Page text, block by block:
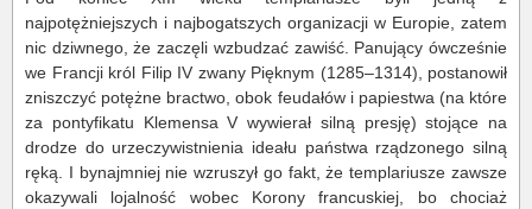
najpotężniejszych i najbogatszych organizacji w Europie, zatem
nic dziwnego, że zaczęli wzbudzać zawiść. Panujący ówcześnie
we Francji król Filip IV zwany Pięknym (1285–1314), postanowił
zniszczyć potężne bractwo, obok feudałów i papiestwa (na które
za pontyfikatu Klemensa V wywierał silną presję) stojące na
drodze do urzeczywistnienia ideału państwa rządzonego silną
ręką. I bynajmniej nie wzruszył go fakt, że templariusze zawsze
okazywali lojalność wobec Korony francuskiej, bo chociaż